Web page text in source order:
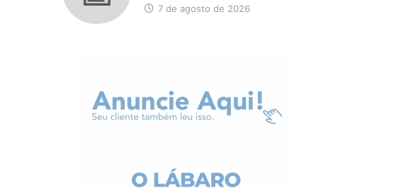
7 de agosto de 2026